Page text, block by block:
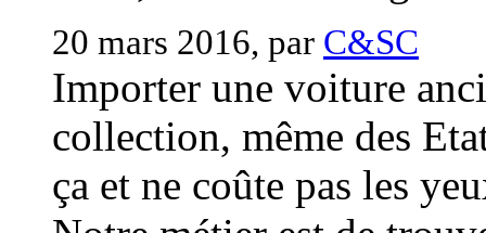
20 mars 2016, par C&SC
Importer une voiture
collection, même des
ça et ne coûte pas les